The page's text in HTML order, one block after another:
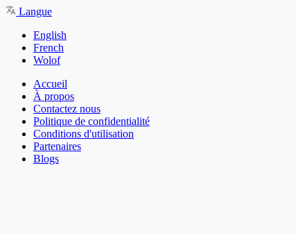
Langue
English
French
Wolof
Accueil
À propos
Contactez nous
Politique de confidentialité
Conditions d'utilisation
Partenaires
Blogs